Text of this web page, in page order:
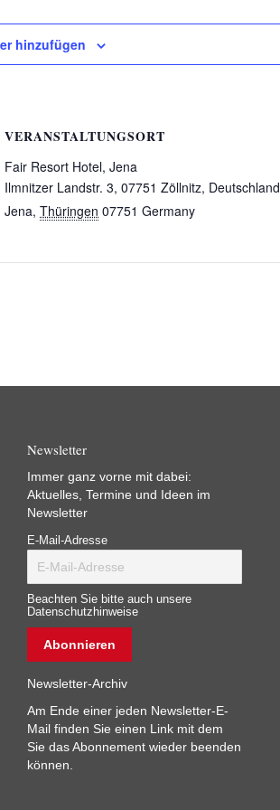
hinzufügen
VERANSTALTUNGSORT
Fair Resort Hotel, Jena
Ilmnitzer Landstr. 3, 07751 Zöllnitz, Deutschland
Jena, Thüringen 07751 Germany
Newsletter
Immer ganz vorne mit dabei:
Aktuelles, Termine und Ideen im
Newsletter
E-Mail-Adresse
Beachten Sie bitte auch unsere
Datenschutzhinweise
Newsletter-Archiv
Am Ende einer jeden Newsletter-E-
Mail finden Sie einen Link mit dem
Sie das Abonnement wieder beenden
können.